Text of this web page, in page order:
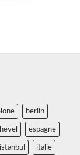
berlin
espagne
istanbul italie